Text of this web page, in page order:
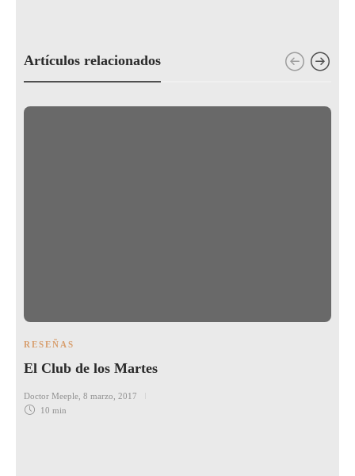
Artículos relacionados
RESEÑAS
El Club de los Martes
Doctor Meeple 8 marzo, 2017
10 min